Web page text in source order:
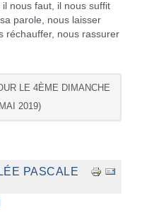
nous faut, il nous suffit
parole, nous laisser
réchauffer, nous rassurer
LE 4ÈME DIMANCHE
2019)
PASCALE